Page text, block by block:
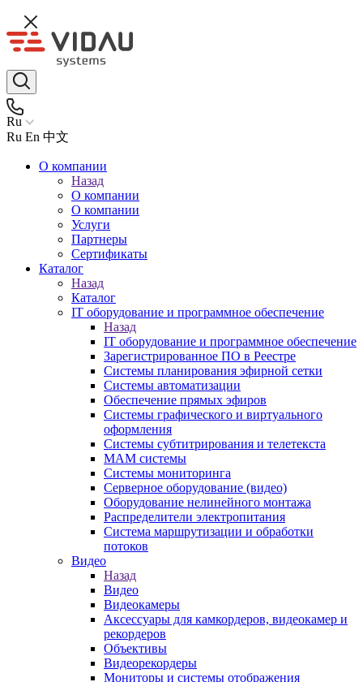
Ru
Ru En 中文
О компании
Назад
О компании
О компании
Услуги
Партнеры
Сертификаты
Каталог
Назад
Каталог
IT оборудование и программное обеспечение
Назад
IT оборудование и программное обеспечение
Зарегистрированное ПО в Реестре
Системы планирования эфирной сетки
Системы автоматизации
Обеспечение прямых эфиров
Системы графического и виртуального
оформления
Системы субтитрирования и телетекста
MAM системы
Системы мониторинга
Серверное оборудование (видео)
Оборудование нелинейного монтажа
Распределители электропитания
Система маршрутизации и обработки
потоков
Видео
Назад
Видео
Видеокамеры
Аксессуары для камкордеров, видеокамер и
рекордеров
Объективы
Видеорекордеры
Мониторы и системы отображения